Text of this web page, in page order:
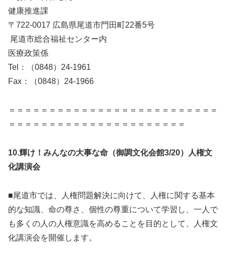
健康推進課
〒722-0017 広島県尾道市門田町22番5号
尾道市総合福祉センター内
医療政策係
Tel：（0848）24-1961
Fax：（0848）24-1966
＝＝＝＝＝＝＝＝＝＝＝＝＝＝＝＝＝＝＝＝＝＝＝＝＝＝
＝＝＝＝＝＝＝＝＝＝＝＝＝＝＝＝＝＝＝＝＝＝
10.輝け！みんなの大事な命（御調文化会館3/20）人権文
化講演会
■尾道市では、人権問題解決に向けて、人権に関する基本
的な知識、命の尊さ、個性の尊重について学習し、一人で
も多くの人の人権意識を高めることを目的として、人権文
化講演会を開催します。